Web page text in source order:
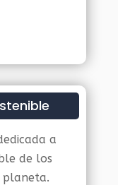
a
de los
planeta.